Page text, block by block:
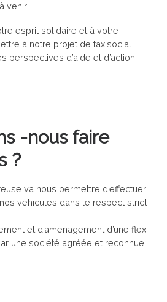
venir.
esprit solidaire et à votre
à notre projet de taxisocial
perspectives d’aide et d’action
-nous faire
?
va nous permettre d’effectuer
nos véhicules dans le respect strict
et d’aménagement d’une flexi-
une société agréée et reconnue